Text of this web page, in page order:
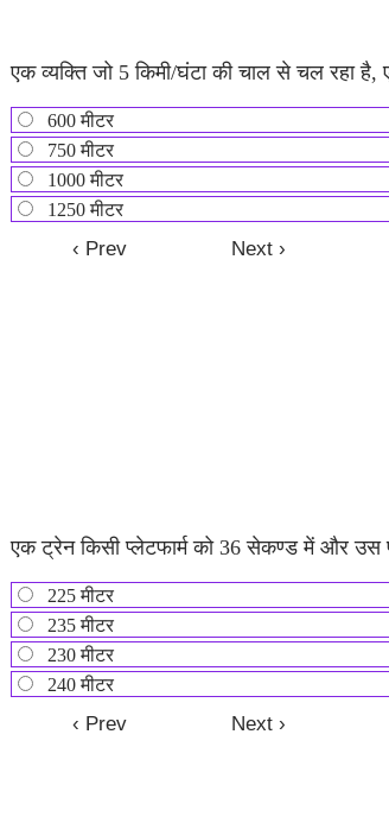
एक व्यक्ति जो 5 किमी/घंटा की चाल से चल रहा
600 मीटर
750 मीटर
1000 मीटर
1250 मीटर
एक ट्रेन किसी प्लेटफार्म को 36 सेकण्ड में और उस
225 मीटर
235 मीटर
230 मीटर
240 मीटर